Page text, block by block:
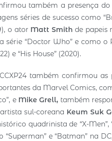
também a presença
séries de sucesso como
o ator Matt Smith de papeis
série “Doctor Who” e como
e “His House” (2020).
também confirmou
da Marvel Comics,
e Mike Grell, também
artista sul-coreana Keum Suk
quadrinista de “X-
e “Batman” na